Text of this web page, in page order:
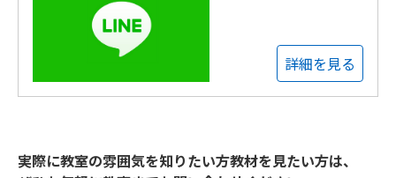
詳細を見る
実際に教室の雰囲気を知りたい方教材を見たい方は、